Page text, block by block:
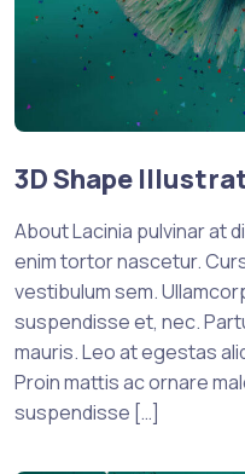
3D Shape
About Lacinia pulvinar at
enim tortor nascetur.
vestibulum sem.
suspendisse et, nec.
mauris. Leo at egestas
Proin mattis ac ornare
suspendisse […]